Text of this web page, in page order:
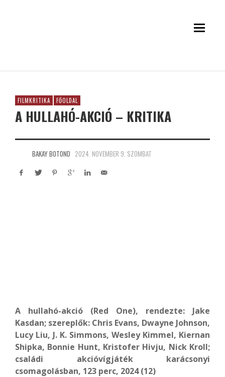
FILMKRITIKA FŐOLDAL
A HULLAHÓ-AKCIÓ – KRITIKA
BAKAY BOTOND 2024. NOVEMBER 9. SZOMBAT
A hullahó-akció (Red One), rendezte: Jake
Kasdan; szereplők: Chris Evans, Dwayne Johnson,
Lucy Liu, J. K. Simmons, Wesley Kimmel, Kiernan
Shipka, Bonnie Hunt, Kristofer Hivju, Nick Kroll;
családi akcióvígjáték karácsonyi
csomagolásban, 123 perc, 2024 (12)